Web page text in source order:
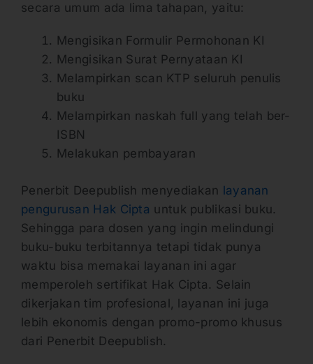
secara umum ada lima tahapan, yaitu:
Mengisikan Formulir Permohonan KI
Mengisikan Surat Pernyataan KI
Melampirkan scan KTP seluruh penulis
buku
Melampirkan naskah full yang telah ber-
ISBN
Melakukan pembayaran
Penerbit Deepublish menyediakan layanan
pengurusan Hak Cipta untuk publikasi buku.
Sehingga para dosen yang ingin melindungi
buku-buku terbitannya tetapi tidak punya
waktu bisa memakai layanan ini agar
memperoleh sertifikat Hak Cipta. Selain
dikerjakan tim profesional, layanan ini juga
lebih ekonomis dengan promo-promo khusus
dari Penerbit Deepublish.